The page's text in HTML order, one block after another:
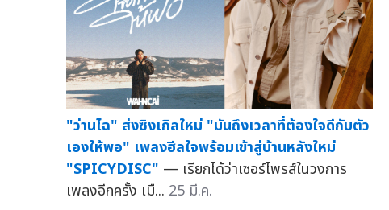
"ว่านไฉ" ส่งซิงเกิลใหม่ "มันถึงเวลาที่ต้องใจดีกับตัว
เองให้พอ" เพลงฮีลใจพร้อมเข้าสู่บ้านหลังใหม่
"SPICYDISC" — เรียกได้ว่าเซอร์ไพรส์ในวงการ
เพลงอีกครั้ง เมื... 25 มี.ค.